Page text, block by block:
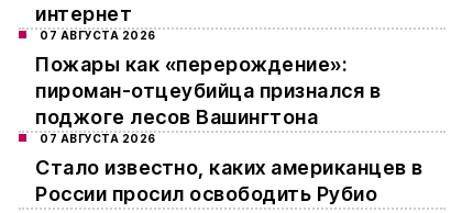
интернет
07 АВГУСТА 2026
Пожары как «перерождение»:
пироман-отцеубийца признался в
поджоге лесов Вашингтона
07 АВГУСТА 2026
Стало известно, каких американцев в
России просил освободить Рубио